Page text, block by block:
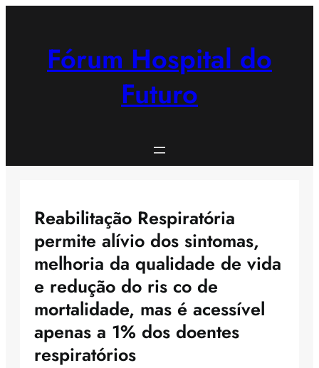
Fórum Hospital do
Futuro
Reabilitação Respiratória
permite alívio dos sintomas,
melhoria da qualidade de vida
e redução do ris co de
mortalidade, mas é acessível
apenas a 1% dos doentes
respiratórios